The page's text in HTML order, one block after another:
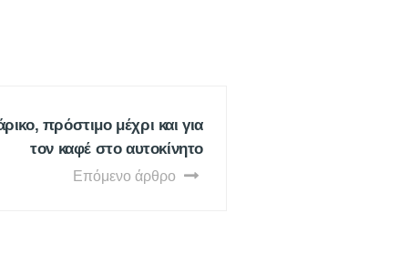
πρόστιμο μέχρι και για
τον καφέ στο αυτοκίνητο
Επόμενο άρθρο